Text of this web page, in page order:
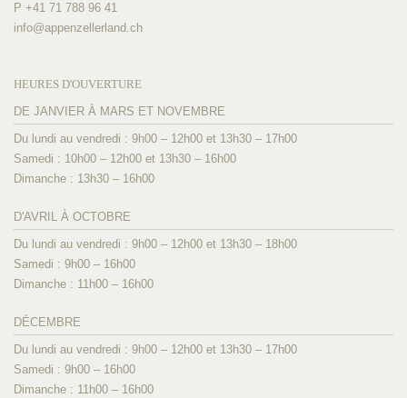
P +41 71 788 96 41
info@appenzellerland.ch
HEURES D'OUVERTURE
DE JANVIER À MARS ET NOVEMBRE
Du lundi au vendredi : 9h00 – 12h00 et 13h30 – 17h00
Samedi : 10h00 – 12h00 et 13h30 – 16h00
Dimanche : 13h30 – 16h00
D'AVRIL À OCTOBRE
Du lundi au vendredi : 9h00 – 12h00 et 13h30 – 18h00
Samedi : 9h00 – 16h00
Dimanche : 11h00 – 16h00
DÉCEMBRE
Du lundi au vendredi : 9h00 – 12h00 et 13h30 – 17h00
Samedi : 9h00 – 16h00
Dimanche : 11h00 – 16h00